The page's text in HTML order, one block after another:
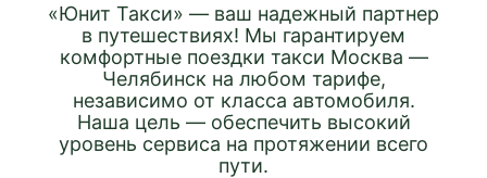
«Юнит Такси» — ваш надежный партнер
в путешествиях! Мы гарантируем
комфортные поездки такси Москва —
Челябинск на любом тарифе,
независимо от класса автомобиля.
Наша цель — обеспечить высокий
уровень сервиса на протяжении всего
пути.